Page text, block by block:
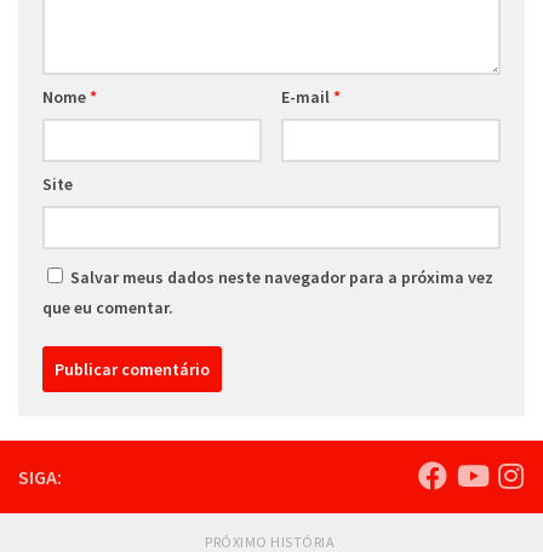
Nome* E-mail *
Site
Salvar meus dados neste navegador para a próxima vez
que eu comentar.
SIGA:
PRÓXIMO HISTÓRIA